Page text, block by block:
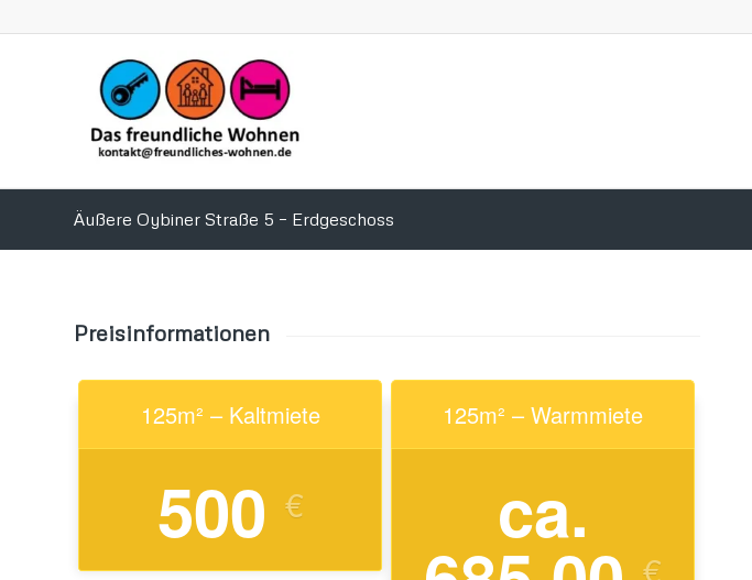
Äußere Oybiner Straße 5 – Erdgeschoss
Preisinformationen
125m² – Kaltmiete
500 €
125m² – Warmmiete
ca.
€